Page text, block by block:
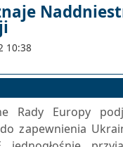
10:38
Rady Europy
zapewnienia